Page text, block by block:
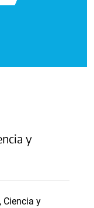
y
Ciencia y